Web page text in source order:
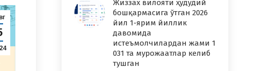
Жиззах вилояти ҳудудий
бошқармасига ўтган 2026
йил 1-ярим йиллик
давомида
истеъмолчилардан жами 1
031 та мурожаатлар келиб
тушган